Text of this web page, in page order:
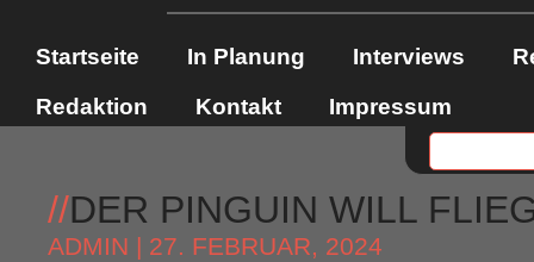
Startseite In Planung Interviews
Redaktion
Kontakt Impressum
//DER PINGUIN WILL
ADMIN | 27. FEBRUAR, 2024